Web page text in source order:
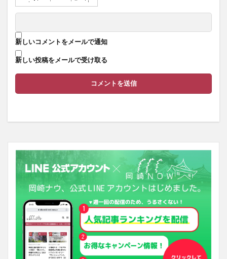
新しいコメントをメールで通知
新しい投稿をメールで受け取る